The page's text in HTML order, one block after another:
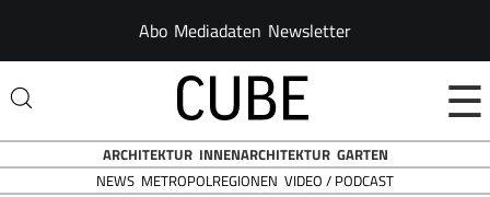
Abo Mediadaten Newsletter
☰
ARCHITEKTUR INNENARCHITEKTUR GARTEN
NEWS METROPOLREGIONEN VIDEO / PODCAST